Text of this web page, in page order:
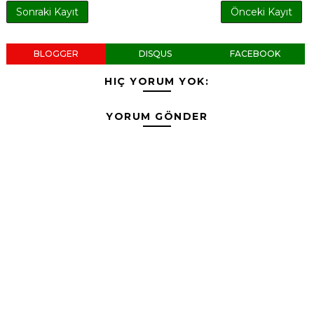
Sonraki Kayıt Önceki Kayıt
BLOGGER DISQUS FACEBOOK
HIÇ YORUM YOK:
YORUM GÖNDER